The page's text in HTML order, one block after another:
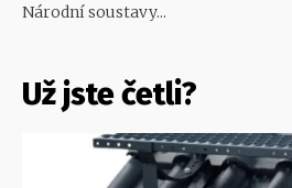
Národní soustavy...
Už jste četli?